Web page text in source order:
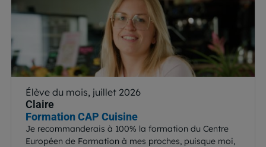
Élève du mois, juillet 2026
Claire
Formation CAP Cuisine
Je recommanderais à 100% la formation du Centre
Européen de Formation à mes proches, puisque moi,